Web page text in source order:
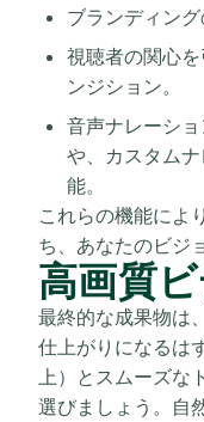
ブランディン
視聴者の関心
ンジション。
音声ナレーシ
や、カスタム
能。
これらの機能によ
ち、あなたのビジ
高画質
最終的な成果物は
仕上がりになるは
上）とスムーズな
選びましょう。自